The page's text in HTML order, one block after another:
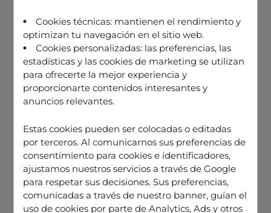
Cookies técnicas: mantienen el rendimiento y
optimizan tu navegación en el sitio web.
Cookies personalizadas: las preferencias, las
estadísticas y las cookies de marketing se utilizan
para ofrecerte la mejor experiencia y
proporcionarte contenidos interesantes y
anuncios relevantes.
Estas cookies pueden ser colocadas o editadas
por terceros. Al comunicarnos sus preferencias de
consentimiento para cookies e identificadores,
ajustamos nuestros servicios a través de Google
para respetar sus decisiones. Sus preferencias,
comunicadas a través de nuestro banner, guían el
uso de cookies por parte de Analytics, Ads y otros
6 juin 2022